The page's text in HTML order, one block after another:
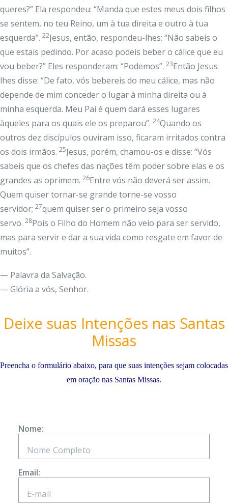
queres?” Ela respondeu: “Manda que estes meus dois filhos
se sentem, no teu Reino, um à tua direita e outro à tua
esquerda”. 22Jesus, então, respondeu-lhes: “Não sabeis o
que estais pedindo. Por acaso podeis beber o cálice que eu
vou beber?” Eles responderam: “Podemos”. 23Então Jesus
lhes disse: “De fato, vós bebereis do meu cálice, mas não
depende de mim conceder o lugar à minha direita ou à
minha esquerda. Meu Pai é quem dará esses lugares
àqueles para os quais ele os preparou”. 24Quando os
outros dez discípulos ouviram isso, ficaram irritados contra
os dois irmãos. 25Jesus, porém, chamou-os e disse: “Vós
sabeis que os chefes das nações têm poder sobre elas e os
grandes as oprimem. 26Entre vós não deverá ser assim.
Quem quiser tornar-se grande torne-se vosso
servidor; 27quem quiser ser o primeiro seja vosso
servo. 28Pois o Filho do Homem não veio para ser servido,
mas para servir e dar a sua vida como resgate em favor de
muitos”.
— Palavra da Salvação.
— Glória a vós, Senhor.
Deixe suas Intenções nas Santas
Missas
Preencha o formulário abaixo, para que suas intenções sejam colocadas
em oração nas Santas Missas.
Nome:
Email: